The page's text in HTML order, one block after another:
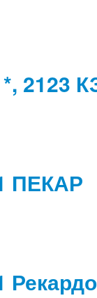
2123
ПЕКАР
Рекардо